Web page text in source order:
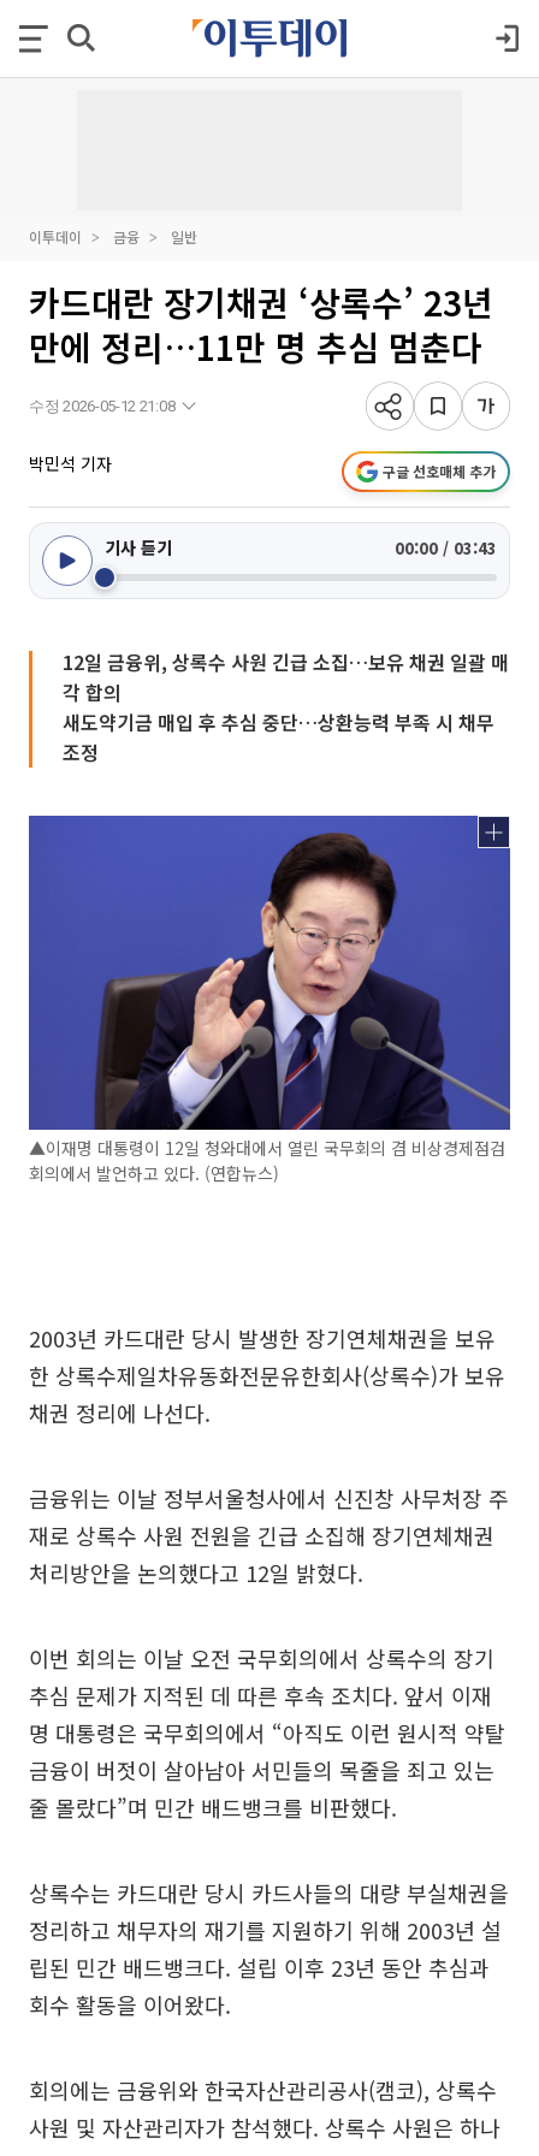
이투데이 금융 일반
카드대란 장기채권 ‘상록수’ 23년
만에 정리…11만 명 추심 멈춘다
수정 2026-05-12 21:08
박민석 기자 구글 선호매체 추가
기사 듣기 00:00 / 03:43
12일 금융위, 상록수 사원 긴급 소집…보유 채권 일괄 매
각 합의
새도약기금 매입 후 추심 중단…상환능력 부족 시 채무
조정
▲이재명 대통령이 12일 청와대에서 열린 국무회의 겸 비상경제점검
회의에서 발언하고 있다. (연합뉴스)
2003년 카드대란 당시 발생한 장기연체채권을 보유
한 상록수제일차유동화전문유한회사(상록수)가 보유
채권 정리에 나선다.
금융위는 이날 정부서울청사에서 신진창 사무처장 주
재로 상록수 사원 전원을 긴급 소집해 장기연체채권
처리방안을 논의했다고 12일 밝혔다.
이번 회의는 이날 오전 국무회의에서 상록수의 장기
추심 문제가 지적된 데 따른 후속 조치다. 앞서 이재
명 대통령은 국무회의에서 “아직도 이런 원시적 약탈
금융이 버젓이 살아남아 서민들의 목줄을 죄고 있는
줄 몰랐다”며 민간 배드뱅크를 비판했다.
상록수는 카드대란 당시 카드사들의 대량 부실채권을
정리하고 채무자의 재기를 지원하기 위해 2003년 설
립된 민간 배드뱅크다. 설립 이후 23년 동안 추심과
회수 활동을 이어왔다.
회의에는 금융위와 한국자산관리공사(캠코), 상록수
사원 및 자산관리자가 참석했다. 상록수 사원은 하나